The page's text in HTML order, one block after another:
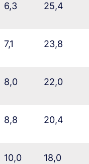
6,3 25,4
7,1 23,8
8,0 22,0
8,8 20,4
10,0 18,0